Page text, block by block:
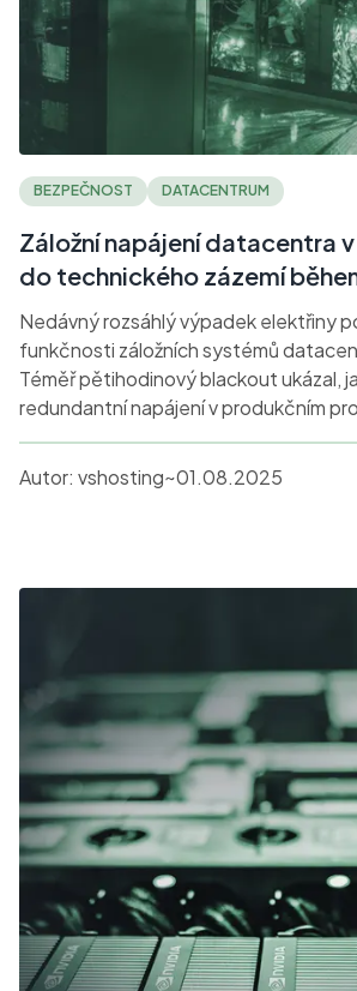
BEZPEČNOST DATACENTRUM
Záložní napájení datacentra
do technického zázemí
Nedávný rozsáhlý výpadek elektřiny
funkčnosti záložních systémů
Téměř pětihodinový blackout ukázal,
redundantní napájení v produkčním
Sláma, Head of HW/DC, vysvětluje
zkušenosti z této situace.
Autor: vshosting~01.08.2025